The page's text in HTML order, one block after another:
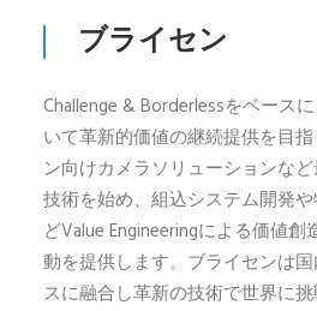
ブライセン
Challenge & Borderlessをベース
いて革新的価値の継続提供を目
ン向けカメラソリューションな
技術を始め、組込システム開発
どValue Engineeringによる価値
動を提供します。ブライセンは
スに融合し革新の技術で世界に挑